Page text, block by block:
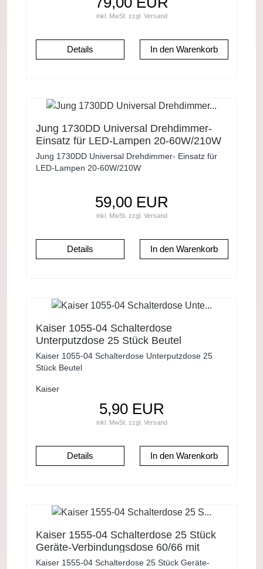
inkl. MwSt. zzgl. Versand
Details
Jung 1730DD Universal Drehdimmer-
Einsatz für LED-Lampen 20-60W/210W
Jung 1730DD Universal Drehdimmer- Einsatz für
LED-Lampen 20-60W/210W
59,00 EUR
inkl. MwSt. zzgl. Versand
Details
Kaiser 1055-04 Schalterdose
Unterputzdose 25 Stück Beutel
Kaiser 1055-04 Schalterdose Unterputzdose 25
Stück Beutel
Kaiser
5,90 EUR
inkl. MwSt. zzgl. Versand
Details
Kaiser 1555-04 Schalterdose 25 Stück
Geräte-Verbindungsdose 60/66 mit
Stutzen
Kaiser 1555-04 Schalterdose 25 Stück Geräte-